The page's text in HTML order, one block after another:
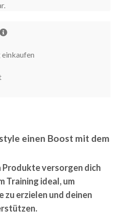
einkaufen
einen Boost mit dem
versorgen dich
Training ideal, um
erzielen und deinen